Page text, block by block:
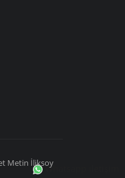
Whatsapp iletişim
Metin İliksoy